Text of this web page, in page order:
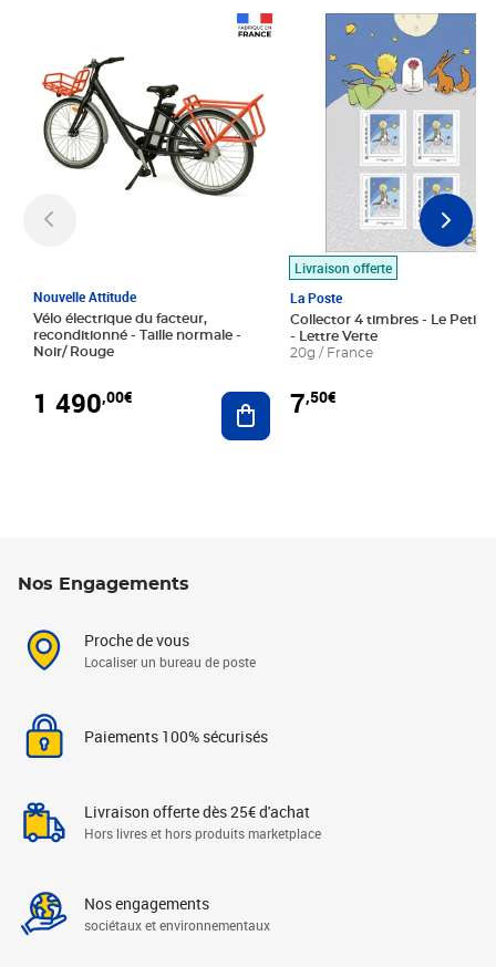
Nouvelle Attitude
Vélo électrique du facteur,
reconditionné - Taille normale -
Noir/ Rouge
1 490,00€ Ajouter au panier
Livraison offerte
La Poste
Collector 4 timbres - Le Petit
- Lettre Verte
20g / France
7,50€
Prix 7,50€
Nos Engagements
Proche de vous
Localiser un bureau de poste
Paiements 100% sécurisés
Livraison offerte dès 25€ d'achat
Hors livres et hors produits marketplace
Nos engagements
sociétaux et environnementaux